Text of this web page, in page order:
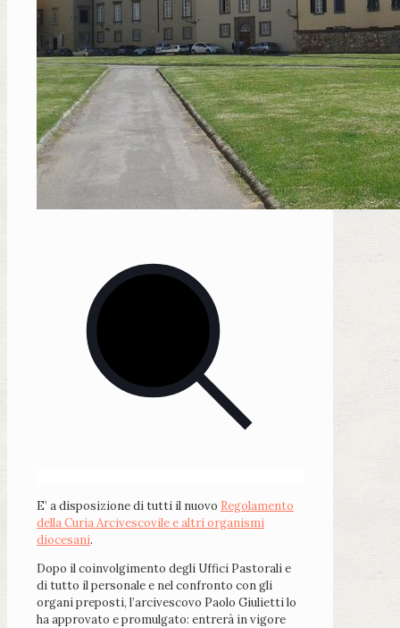
E’ a disposizione di tutti il nuovo Regolamento
della Curia Arcivescovile e altri organismi
diocesani.
Dopo il coinvolgimento degli Uffici Pastorali e
di tutto il personale e nel confronto con gli
organi preposti, l’arcivescovo Paolo Giulietti lo
ha approvato e promulgato: entrerà in vigore